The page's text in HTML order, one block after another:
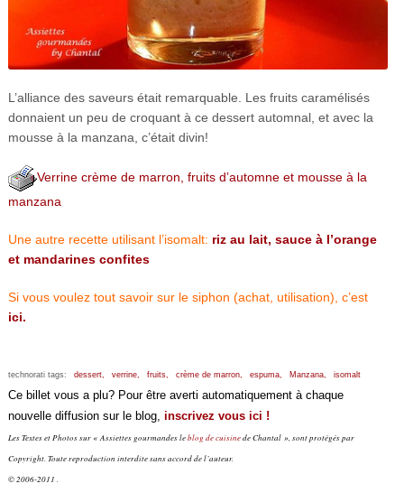
L’alliance des saveurs était remarquable. Les fruits caramélisés
donnaient un peu de croquant à ce dessert automnal, et avec la
mousse à la manzana, c’était divin!
Verrine crème de marron, fruits d’automne et mousse à la
manzana
Une autre recette utilisant l’isomalt: riz au lait, sauce à l’orange
et mandarines confites
Si vous voulez tout savoir sur le siphon (achat, utilisation), c’est
ici.
technorati tags: dessert, verrine, fruits, crème de marron, espuma, Manzana, isomalt
Ce billet vous a plu? Pour être averti automatiquement à chaque
nouvelle diffusion sur le blog, inscrivez vous ici !
Les Textes et Photos sur « Assiettes gourmandes leblog de cuisinede Chantal », sont protégés par
Copyright. Toute reproduction interdite sans accord de l’auteur.
© 2006-2011 .